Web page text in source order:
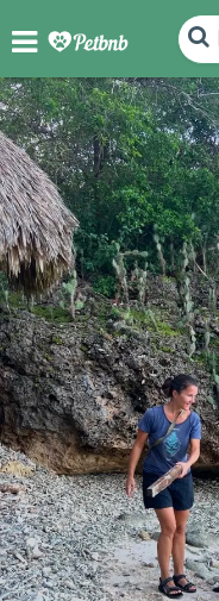
FOTO'S BEOORDELINGEN KAART